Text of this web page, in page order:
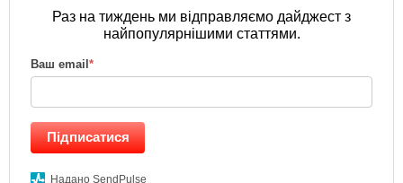
Раз на тиждень ми відправляємо дайджест з
найпопулярнішими статтями.
Ваш email *
Підписатися
Надано SendPulse